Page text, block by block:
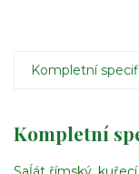
Kompletní
Kompletní